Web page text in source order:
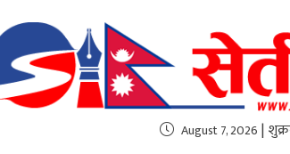
August 7, 2026 |